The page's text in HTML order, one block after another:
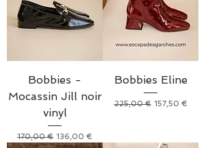
Bobbies -
Mocassin Jill noir
vinyl
Prix original
170,00 € Prix promotionnel
136,00 €
Bobbies Eline
Prix original
225,00 € Prix promotionnel
157,50 €